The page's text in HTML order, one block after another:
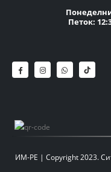
Петок:
ИМ-РЕ | Copyright 2023.